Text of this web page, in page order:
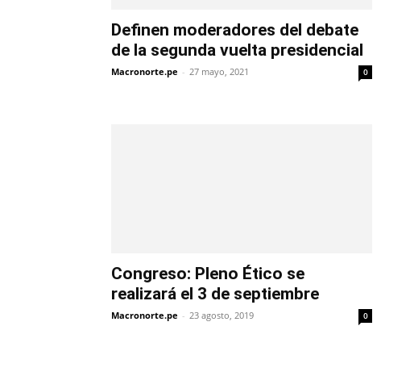
Definen moderadores del debate
de la segunda vuelta presidencial
Macronorte.pe - 27 mayo, 2021 0
Congreso: Pleno Ético se
realizará el 3 de septiembre
Macronorte.pe - 23 agosto, 2019 0